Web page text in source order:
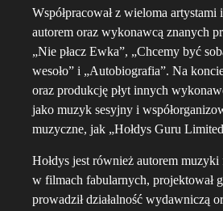
Współpracował z wieloma artystami
autorem oraz wykonawcą znanych
„Nie płacz Ewka”, „Chcemy być
wesoło” i „Autobiografia”. Na
oraz produkcję płyt innych
jako muzyk sesyjny i
muzyczne, jak „Hołdys Guru
Hołdys jest również autorem muzyki
w filmach fabularnych, projektował
prowadził działalność wydawniczą